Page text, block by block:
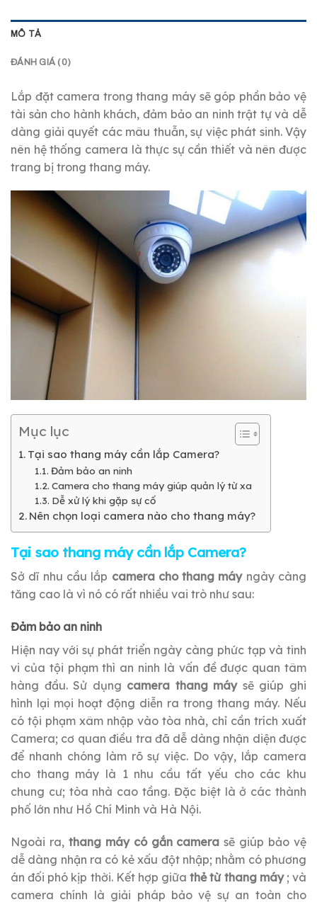
MÔ TẢ
ĐÁNH GIÁ (0)
Lắp đặt camera trong thang máy sẽ góp phần bảo vệ
tài sản cho hành khách, đảm bảo an ninh trật tự và dễ
dàng giải quyết các mâu thuẫn, sự việc phát sinh. Vậy
nên hệ thống camera là thực sự cần thiết và nên được
trang bị trong thang máy.
Mục lục
Tại sao thang máy cần lắp Camera?
Đảm bảo an ninh
Camera cho thang máy giúp quản lý từ xa
Dễ xử lý khi gặp sự cố
Nên chọn loại camera nào cho thang máy?
Tại sao thang máy cần lắp Camera?
Sở dĩ nhu cầu lắp camera cho thang máy ngày càng
tăng cao là vì nó có rất nhiều vai trò như sau:
Đảm bảo an ninh
Hiện nay với sự phát triển ngày càng phức tạp và tinh
vi của tội phạm thì an ninh là vấn đề được quan tâm
hàng đầu. Sử dụng camera thang máysẽ giúp ghi
hình lại mọi hoạt động diễn ra trong thang máy. Nếu
có tội phạm xâm nhập vào tòa nhà, chỉ cần trích xuất
Camera; cơ quan điều tra đã dễ dàng nhận diện được
để nhanh chóng làm rõ sự việc. Do vậy, lắp camera
cho thang máy là 1 nhu cầu tất yếu cho các khu
chung cư; tòa nhà cao tầng. Đặc biệt là ở các thành
phố lớn như Hồ Chí Minh và Hà Nội.
Ngoài ra, thang máy có gắn camera sẽ giúp bảo vệ
dễ dàng nhận ra có kẻ xấu đột nhập; nhằm có phương
án đối phó kịp thời. Kết hợp giữa thẻ từ thang máy; và
camera chính là giải pháp bảo vệ sự an toàn cho